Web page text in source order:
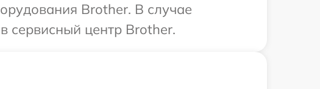
Brother. В случае
сервисный центр Brother.